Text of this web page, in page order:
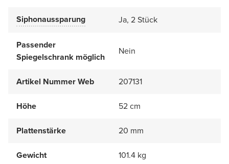
Siphonaussparung Ja, 2 Stück
Passender
Spiegelschrank möglich
Nein
Artikel Nummer Web 207131
Höhe 52 cm
Plattenstärke 20 mm
Gewicht 101.4 kg